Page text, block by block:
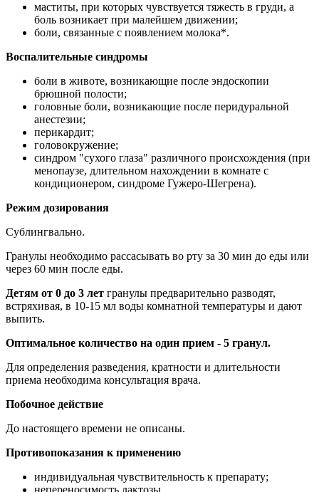
маститы, при которых чувствуется тяжесть в груди, а
боль возникает при малейшем движении;
боли, связанные с появлением молока*.
Воспалительные синдромы
боли в животе, возникающие после эндоскопии
брюшной полости;
головные боли, возникающие после перидуральной
анестезии;
перикардит;
головокружение;
синдром "сухого глаза" различного происхождения (при
менопаузе, длительном нахождении в комнате с
кондиционером, синдроме Гужеро-Шегрена).
Режим дозирования
Сублингвально.
Гранулы необходимо рассасывать во рту за 30 мин до еды или
через 60 мин после еды.
Детям от 0 до 3 лет гранулы предварительно разводят,
встряхивая, в 10-15 мл воды комнатной температуры и дают
выпить.
Оптимальное количество на один прием - 5 гранул.
Для определения разведения, кратности и длительности
приема необходима консультация врача.
Побочное действие
До настоящего времени не описаны.
Противопоказания к применению
индивидуальная чувствительность к препарату;